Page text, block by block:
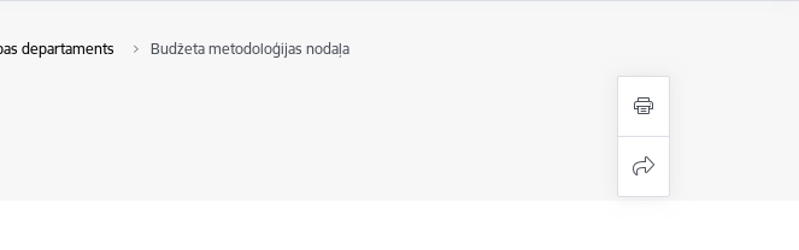
departaments Budžeta metodoloģijas nodaļa